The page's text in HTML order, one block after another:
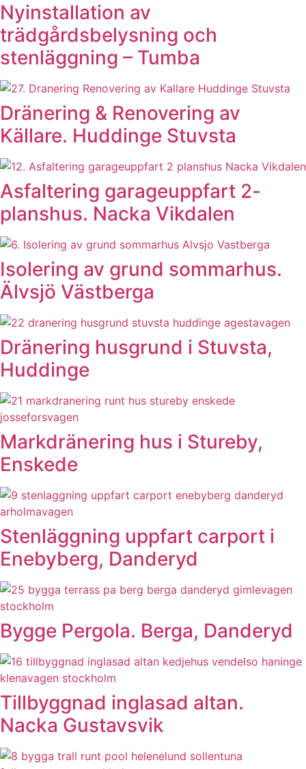
Nyinstallation av
trädgårdsbelysning och
stenläggning – Tumba
Dränering & Renovering av
Källare. Huddinge Stuvsta
Asfaltering garageuppfart 2-
planshus. Nacka Vikdalen
Isolering av grund sommarhus.
Älvsjö Västberga
Dränering husgrund i Stuvsta,
Huddinge
Markdränering hus i Stureby,
Enskede
Stenläggning uppfart carport i
Enebyberg, Danderyd
Bygge Pergola. Berga, Danderyd
Tillbyggnad inglasad altan.
Nacka Gustavsvik